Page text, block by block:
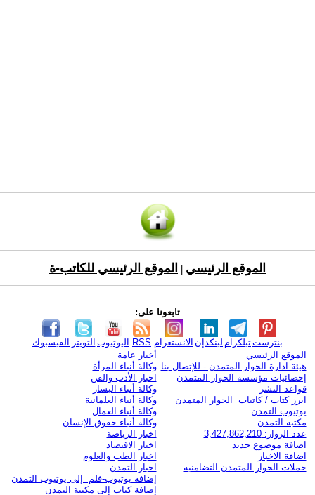
الموقع الرئيسي الموقع الرئيسي للكاتب-ة
تابعونا على:
الفيسبوك التويتر اليوتيوب RSS الانستغرام لينكدإن تيلكرامبنترست
الموقع الرئيسي
هيئة ادارة الحوار المتمدن - للإتصال بنا
إحصائيات مؤسسة الحوار المتمدن
قواعد النشر
ابرز كتاب / كاتبات الحوار المتمدن
يوتيوب التمدن
مكتبة التمدن
عدد الزوار: 3,427,862,210
اضافة موضوع جديد
اضافة الاخبار
حملات الحوار المتمدن التضامنية
أخبار عامة
وكالة أنباء المرأة
اخبار الأدب والفن
وكالة أنباء اليسار
وكالة أنباء العلمانية
وكالة أنباء العمال
وكالة أنباء حقوق الإنسان
اخبار الرياضة
اخبار الاقتصاد
اخبار الطب والعلوم
اخبار التمدن
إضافة يوتيوب-فلم إلى يوتيوب التمدن
إضافة كتاب إلى مكتبة التمدن